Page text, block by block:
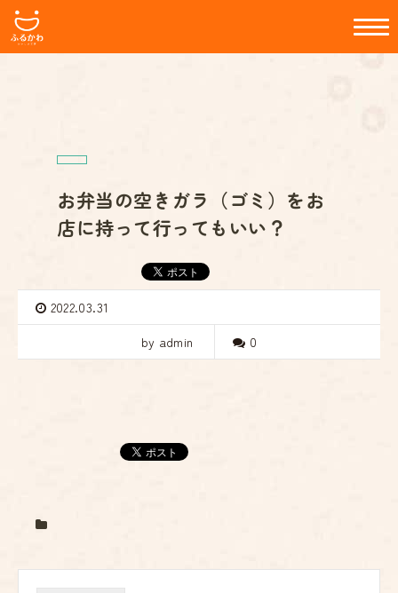
お弁当の空きガラ（ゴミ）をお
店に持って行ってもいい？
2022.03.31
by admin
0